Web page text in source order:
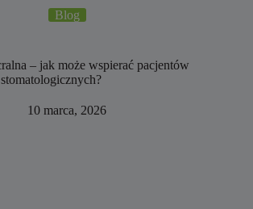
Blog
– jak może wspierać pacjentów
stomatologicznych?
10 marca, 2026